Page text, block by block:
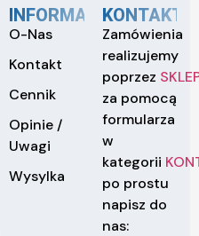
INFORMACJE
O-Nas
Kontakt
Cennik
Opinie /
Uwagi
Wysylka
KONTAKT
Zamówienia
realizujemy
poprzez
za pomocą
formularza
w
kategorii
po prostu
napisz do
nas: